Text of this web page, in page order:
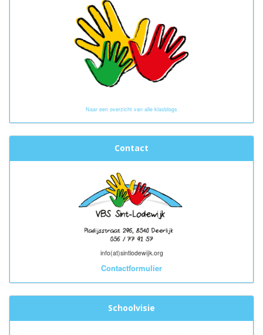
Naar een overzicht van alle klasblogs
Contact
info(at)sintlodewijk.org
Contactformulier
Schoolvisie